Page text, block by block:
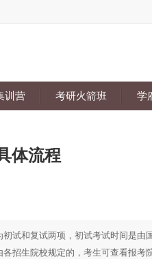
训营 考研火箭班 学
体流程
试和复试两项，初试考试时间是
招生院校规定的，考生可查看报考